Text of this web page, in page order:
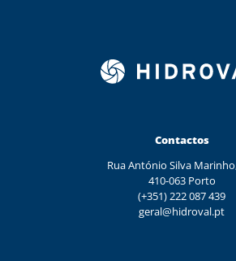
Contactos
Rua António Silva
410-063 Porto
(+351) 222 087 439
geral@hidroval.pt